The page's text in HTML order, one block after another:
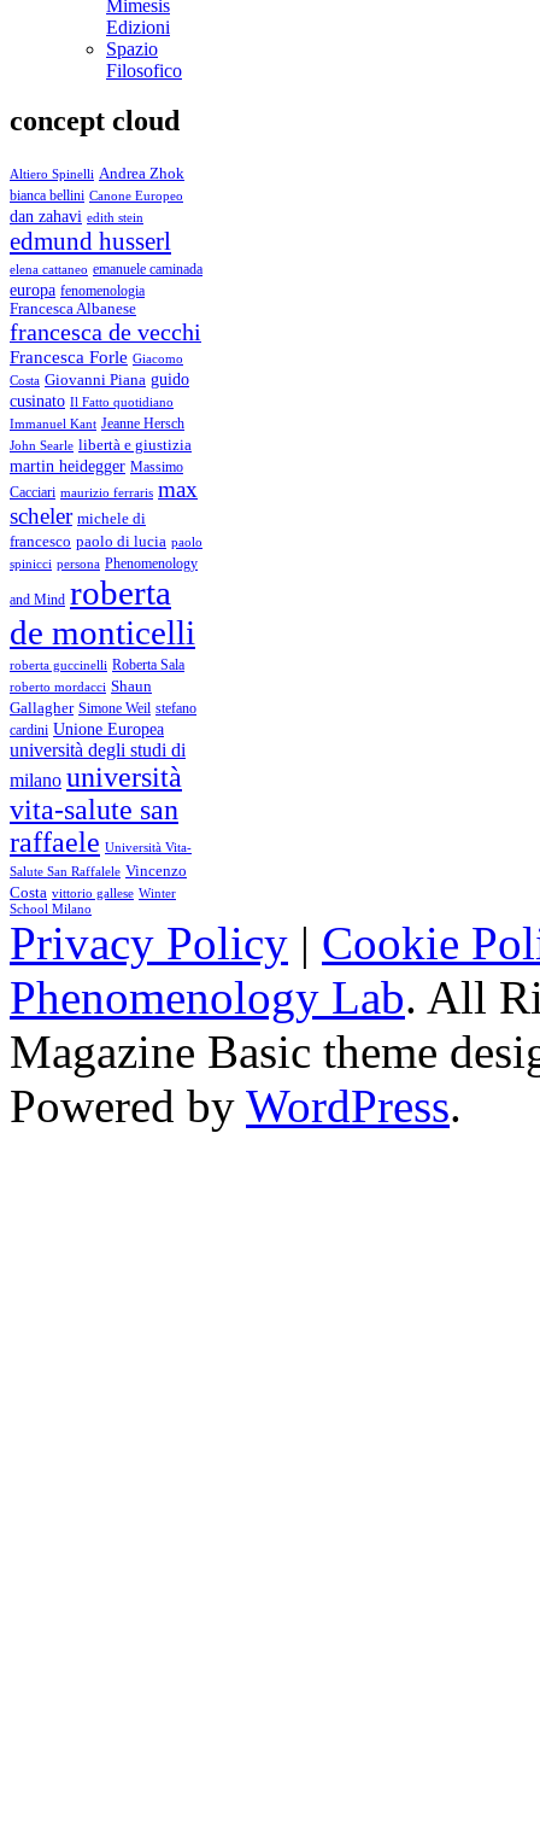
Mimesis
Edizioni
Spazio
Filosofico
concept cloud
Altiero Spinelli Andrea Zhok
bianca bellini Canone Europeo
dan zahavi edith stein
edmund husserl
elena cattaneo emanuele caminada
europa fenomenologia
Francesca Albanese
francesca de vecchi
Francesca Forle Giacomo
Costa Giovanni Piana guido
cusinato Il Fatto quotidiano
Immanuel Kant Jeanne Hersch
John Searle libertà e giustizia
martin heidegger Massimo
Cacciari maurizio ferraris max
scheler michele di
francesco paolo di lucia paolo
spinicci persona Phenomenology
and Mind roberta
de monticelli
roberta guccinelli Roberta Sala
roberto mordacci Shaun
Gallagher Simone Weil stefano
cardini Unione Europea
università degli studi di
milano università
vita-salute san
raffaele Università Vita-
Salute San Raffalele Vincenzo
Costa vittorio gallese Winter
School Milano
Privacy Policy | Cookie
Phenomenology Lab. All
Magazine Basic theme
Powered by WordPress.